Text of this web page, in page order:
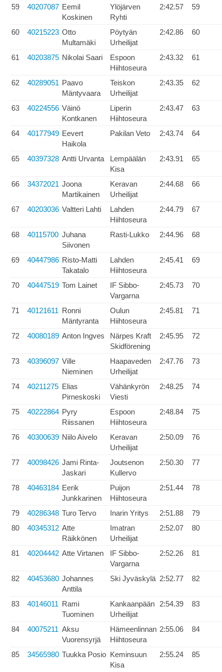
59 40207087 Eemil
Koskinen
Ylöjärven
Ryhti
2:42.57 59
60 40215223 Otto
Multamäki
Pöytyän
Urheilijat
2:42.86 60
61 40203875 Nikolai Saari
Espoon
Hiihtoseura
2:43.32 61
62 40289051 Paavo
Mäntyvaara
Teiskon
Urheilijat
2:43.35 62
63 40224556 Väinö
Kontkanen
Liperin
Hiihtoseura
2:43.47 63
64 40177949 Eevert
Haikola
Pakilan Veto 2:43.74 64
65 40397328 Antti Urvanta
Lempäälän
Kisa
2:43.91 65
66 34372021 Joona
Martikainen
Keravan
Urheilijat
2:44.68 66
67 40203036 Valtteri Lahti
Lahden
Hiihtoseura
2:44.79 67
68 40115700 Juhana
Siivonen
Rasti-Lukko 2:44.96 68
69 40447986 Risto-Matti
Takatalo
Lahden
Hiihtoseura
2:45.41 69
70 40447519 Tom Lainet
IF Sibbo-
Vargarna
2:45.73 70
71 40121611 Ronni
Mäntyranta
Oulun
Hiihtoseura
2:45.81 71
72 40080189 Anton Ingves
Närpes Kraft
Skidförening
2:45.95 72
73 40396097 Ville
Nieminen
Haapaveden
Urheilijat
2:47.76 73
74 40211275 Elias
Pirneskoski
Vähänkyrön
Viesti
2:48.25 74
75 40222864 Pyry
Riissanen
Espoon
Hiihtoseura
2:48.84 75
76 40300639 Niilo Aivelo
Keravan
Urheilijat
2:50.09 76
77 40098426 Jami Rinta-
Jaskari
Joutsenon
Kullervo
2:50.30 77
78 40463184 Eerik
Junkkarinen
Puijon
Hiihtoseura
2:51.44 78
79 40286348 Turo Tervo Inarin Yritys 2:51.88
79
80
40345312 Atte
Räikkönen
Imatran
Urheilijat
2:52.07 80
81 40204442 Atte Virtanen
IF Sibbo-
Vargarna
2:52.26 81
82 40453680 Johannes
Anttila
Ski Jyväskylä 2:52.77 82
83 40146011 Rami
Tuominen
Kankaanpään
Urheilijat
2:54.39 83
84 40075211 Aksu
Vuorensyrjä
Hämeenlinnan
Hiihtoseura
2:55.06 84
85 34565980 Tuukka Posio Keminsuun
Kisa
2:55.24 85